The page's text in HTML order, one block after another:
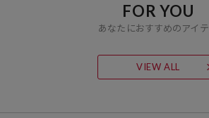
FOR YOU
あなたにおすすめのアイ
VIEW ALL